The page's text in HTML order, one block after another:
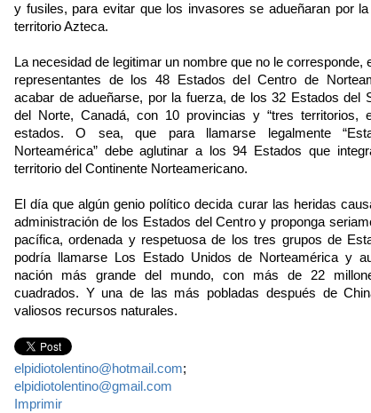
y fusiles, para evitar que los invasores se adueñaran por
territorio Azteca.
La necesidad de legitimar un nombre que no le corresponde,
representantes de los 48 Estados del Centro de
acabar de adueñarse, por la fuerza, de los 32 Estados del
del Norte, Canadá, con 10 provincias y “tres territorios,
estados. O sea, que para llamarse legalmente
Norteamérica” debe aglutinar a los 94 Estados que
territorio del Continente Norteamericano.
El día que algún genio político decida curar las heridas
administración de los Estados del Centro y proponga
pacífica, ordenada y respetuosa de los tres grupos de
podría llamarse Los Estado Unidos de Norteamérica y
nación más grande del mundo, con más de 22
cuadrados. Y una de las más pobladas después de
valiosos recursos naturales.
elpidiotolentino@hotmail.com;
elpidiotolentino@gmail.com
Imprimir